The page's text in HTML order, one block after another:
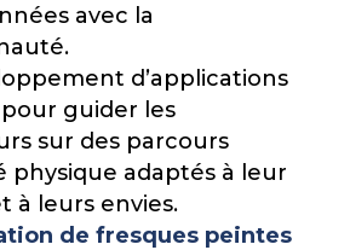
avec la
d’applications
guider les
sur des parcours
physique adaptés à leur
à leurs envies.
de fresques peintes